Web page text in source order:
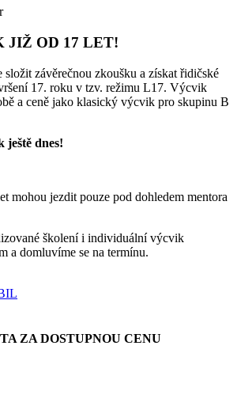
JIŽ OD 17 LET!
složit závěrečnou zkoušku a získat řidičské
17. roku v tzv. režimu L17. Výcvik
a ceně jako klasický výcvik pro skupinu B
ještě dnes!
mohou jezdit pouze pod dohledem mentora
školení i individuální výcvik
a domluvíme se na termínu.
ZA DOSTUPNOU CENU